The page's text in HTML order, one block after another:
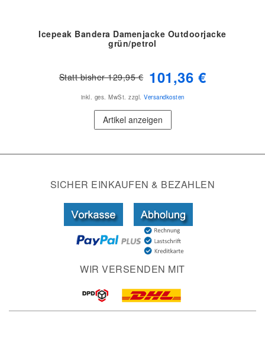
Icepeak Bandera Damenjacke Outdoorjacke
grün/petrol
Statt bisher 129,95 € 101,36 €
inkl. ges. MwSt. zzgl. Versandkosten
Artikel anzeigen
SICHER EINKAUFEN & BEZAHLEN
WIR VERSENDEN MIT